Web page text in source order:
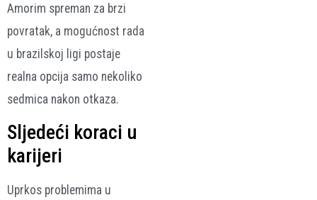
Amorim spreman za brzi
povratak, a mogućnost rada
u brazilskoj ligi postaje
realna opcija samo nekoliko
sedmica nakon otkaza.
Sljedeći koraci u
karijeri
Uprkos problemima u